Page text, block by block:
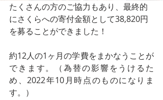
たくさんの方のご協力もあり、最終的
にさくらへの寄付金額として38,820円
を募ることができました！
約12人の1ヶ月の学費をまかなうことが
できます。（為替の影響をうけるた
め、2022年10月時点のものになりま
す。）